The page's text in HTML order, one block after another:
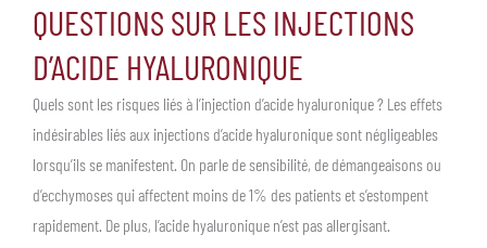
QUESTIONS SUR LES INJECTIONS
D’ACIDE HYALURONIQUE
Quels sont les risques liés à l’injection d’acide hyaluronique ? Les effets
indésirables liés aux injections d’acide hyaluronique sont négligeables
lorsqu’ils se manifestent. On parle de sensibilité, de démangeaisons ou
d’ecchymoses qui affectent moins de 1% des patients et s’estompent
rapidement. De plus, l’acide hyaluronique n’est pas allergisant.